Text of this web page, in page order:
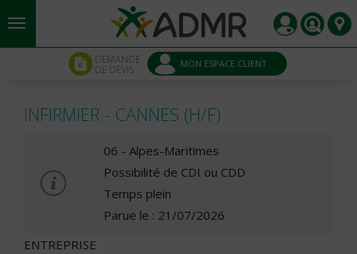
Aller au contenu principal
DEMANDE
DE DEVIS MON ESPACE CLIENT
INFIRMIER - CANNES (H/F)
06 - Alpes-Maritimes
Possibilité de CDI ou CDD
Temps plein
Parue le : 21/07/2026
ENTREPRISE
Panneau de gestion des cookies